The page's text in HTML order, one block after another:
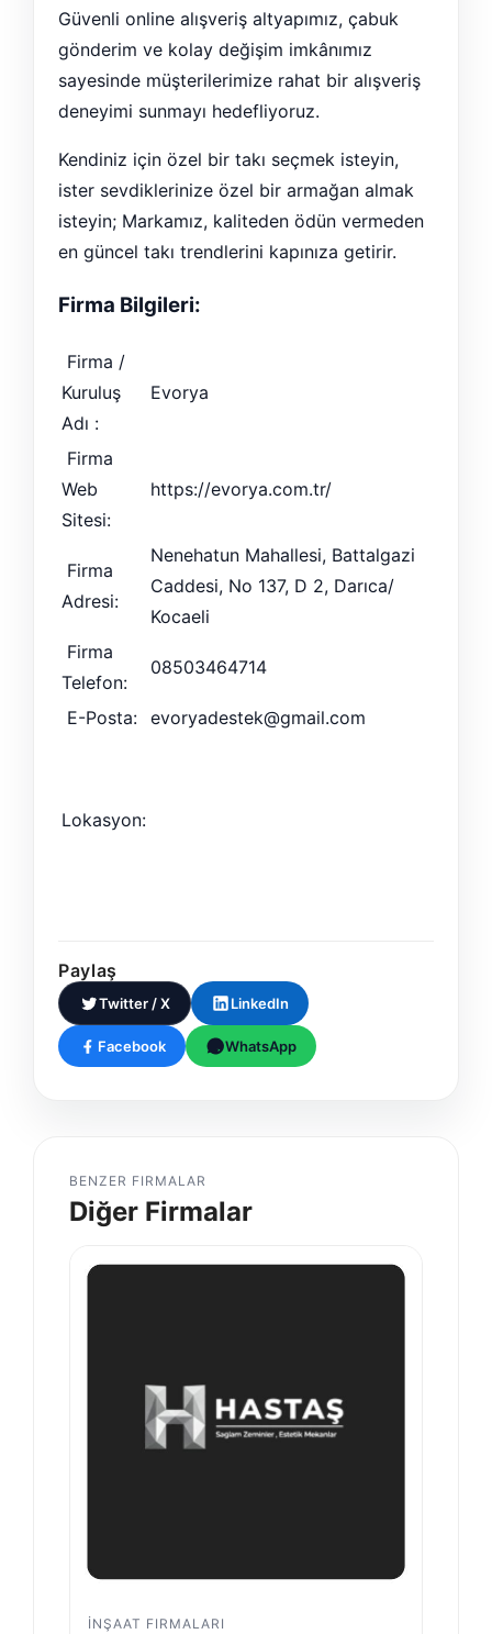
Güvenli online alışveriş altyapımız, çabuk
gönderim ve kolay değişim imkânımız
sayesinde müşterilerimize rahat bir alışveriş
deneyimi sunmayı hedefliyoruz.
Kendiniz için özel bir takı seçmek isteyin,
ister sevdiklerinize özel bir armağan almak
isteyin; Markamız, kaliteden ödün vermeden
en güncel takı trendlerini kapınıza getirir.
Firma Bilgileri:
Firma /
Kuruluş
Adı :
Evorya
Firma
Web
Sitesi:
https://evorya.com.tr/
Firma
Adresi:
Nenehatun Mahallesi, Battalgazi
Caddesi, No 137, D 2, Darıca/
Kocaeli
Firma
Telefon:
08503464714
E-Posta: evoryadestek@gmail.com
Lokasyon:
Paylaş
Twitter / X LinkedIn
Facebook WhatsApp
BENZER FIRMALAR
Diğer Firmalar
İNŞAAT FIRMALARI